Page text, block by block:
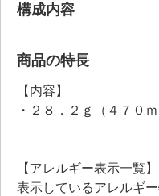
構成内容
商品の特長
【内容】
・２８．２ｇ（４７０
【アレルギー表示一覧】
表示しているアレルギ